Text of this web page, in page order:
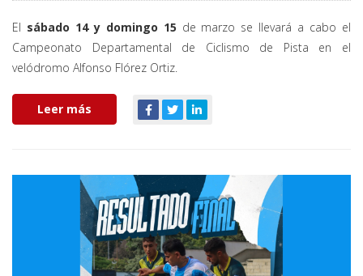
El sábado 14 y domingo 15 de marzo se llevará a cabo el
Campeonato Departamental de Ciclismo de Pista en el
velódromo Alfonso Flórez Ortiz.
Leer más